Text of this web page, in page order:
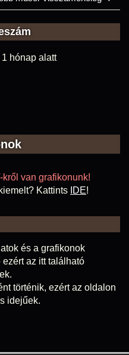
hónap alatt
van grafikonunk!
Kattints IDE!
és a grafikonok
az itt található
történik, ezért az oldalon
idejűek.